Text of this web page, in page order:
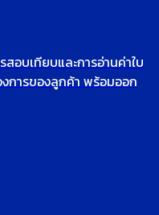
อบเทียบและการอ่านค่าใบ
การของลูกค้า พร้อมออก